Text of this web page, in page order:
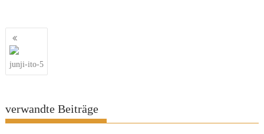
Beitragsnavigation
junji-ito-5
verwandte Beiträge